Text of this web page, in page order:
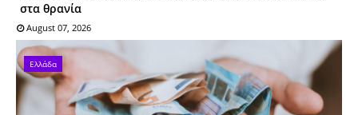
στα θρανία
August 07, 2026
Ελλάδα